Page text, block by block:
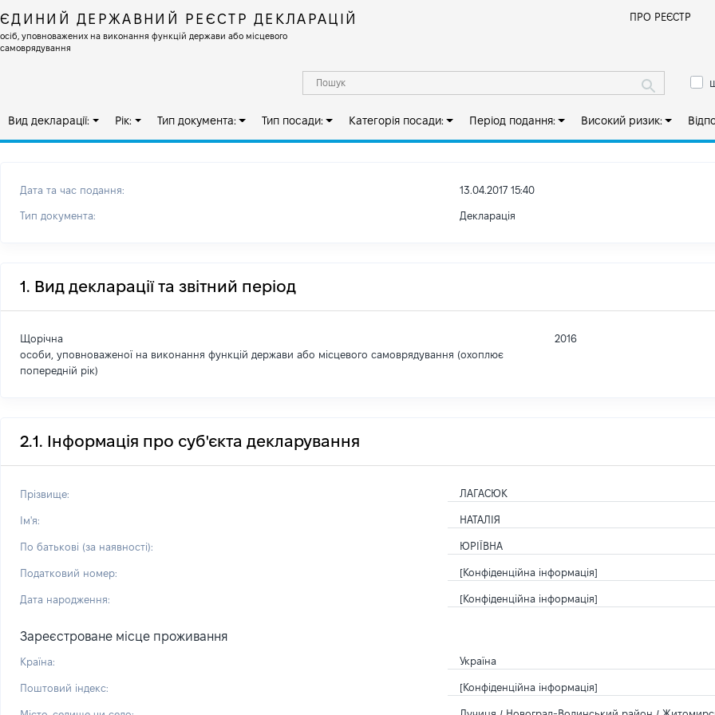
ЄДИНИЙ ДЕРЖАВНИЙ РЕЄСТР ДЕКЛАРАЦІЙ
осіб, уповноважених на виконання функцій держави або місцевого
самоврядування
ПРО РЕЄСТР
Вид декларації: Рік: Тип документа: Тип посади: Категорія посади: Період подання: Високий ризик:
Дата та час подання: 13.04.2017 15:40
Тип документа: Декларація
1. Вид декларації та звітний період
Щорічна
особи, уповноваженої на виконання функцій держави або місцевого самоврядування (охоплює
попередній рік)
2016
2.1. Інформація про суб'єкта декларування
Прізвище: ЛАГАСЮК
Ім'я: НАТАЛІЯ
По батькові (за наявності): ЮРІЇВНА
Податковий номер: [Конфіденційна інформація]
Дата народження: [Конфіденційна інформація]
Зареєстроване місце проживання
Країна: Україна
Поштовий індекс: [Конфіденційна інформація]